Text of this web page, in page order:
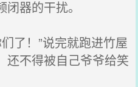
器的干扰。
了！”说完就跑进竹屋
还不得被自己爷爷给笑